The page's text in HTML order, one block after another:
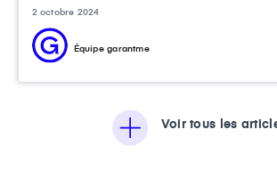
2 octobre 2024
Équipe garantme
Voir tous les